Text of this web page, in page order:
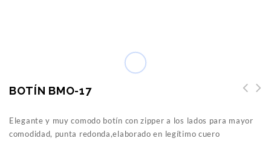
BOTÍN BMO-17
Elegante y muy comodo botín con zipper a los lados para mayor
comodidad, punta redonda,elaborado en legítimo cuero